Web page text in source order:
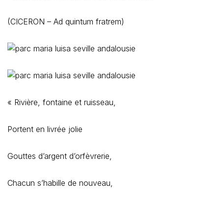
(CICERON – Ad quintum fratrem)
« Rivière, fontaine et ruisseau,
Portent en livrée jolie
Gouttes d’argent d’orfèvrerie,
Chacun s’habille de nouveau,